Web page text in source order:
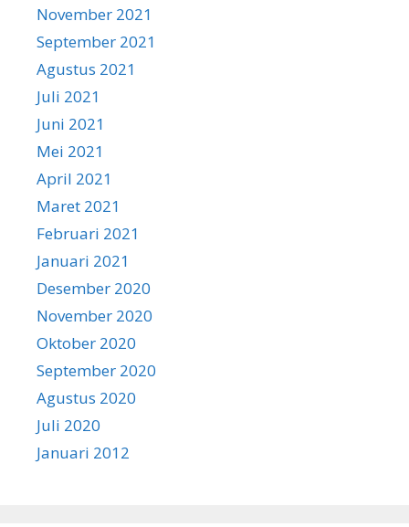
November 2021
September 2021
Agustus 2021
Juli 2021
Juni 2021
Mei 2021
April 2021
Maret 2021
Februari 2021
Januari 2021
Desember 2020
November 2020
Oktober 2020
September 2020
Agustus 2020
Juli 2020
Januari 2012